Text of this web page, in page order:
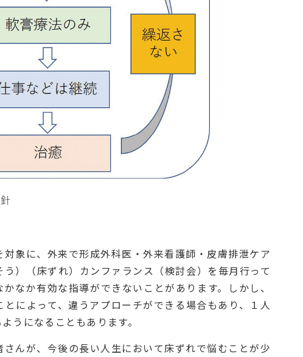
象に、外来で形成外科医・外来看護師・皮膚排泄ケア
）（床ずれ）カンファランス（検討会）を毎月行って
なか有効な指導ができないことがあります。しかし、
によって、違うアプローチができる場合もあり、１人
うになることもあります。
んが、今後の長い人生において床ずれで悩むことが少